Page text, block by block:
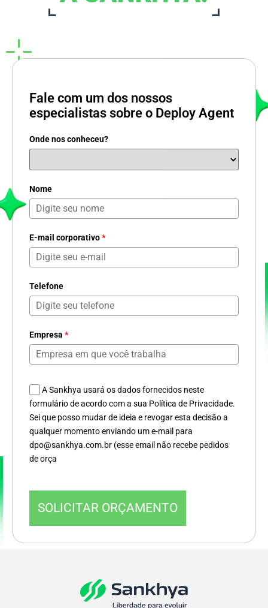
Fale com um dos nossos
especialistas sobre o Deploy Agent
Onde nos conheceu?
Nome
E-mail corporativo*
Telefone
Empresa *
A Sankhya usará os dados fornecidos neste
formulário de acordo com a sua Política de Privacidade.
Sei que posso mudar de ideia e revogar esta decisão a
qualquer momento enviando um e-mail para
dpo@sankhya.com.br (esse email não recebe pedidos
de orça
SOLICITAR ORÇAMENTO